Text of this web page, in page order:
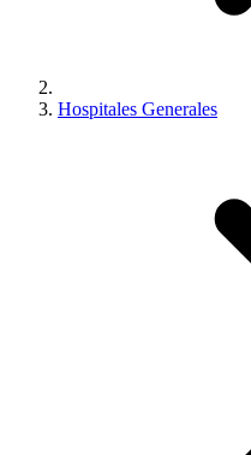
Hospitales Generales